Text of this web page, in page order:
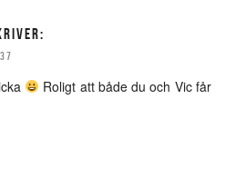
Roligt att både du och Vic får